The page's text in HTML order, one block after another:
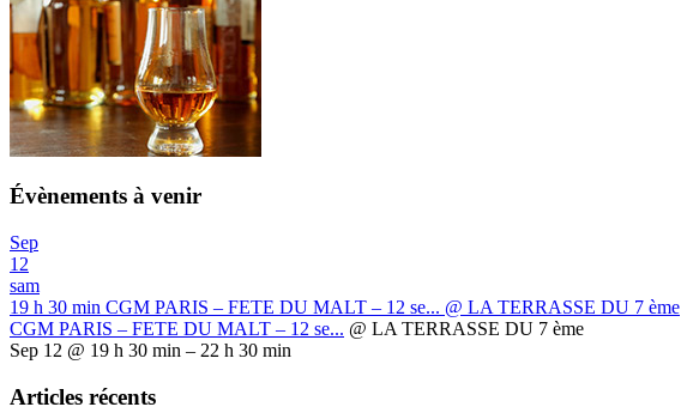
Évènements à venir
Sep
12
sam
19 h 30 min CGM PARIS – FETE DU MALT – 12 se... @ LA TERRASSE DU 7 ème
CGM PARIS – FETE DU MALT – 12 se... @ LA TERRASSE DU 7 ème
Sep 12 @ 19 h 30 min – 22 h 30 min
Articles récents